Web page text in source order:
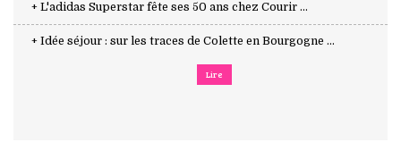
+ L'adidas Superstar fête ses 50 ans chez Courir ...
+ Idée séjour : sur les traces de Colette en Bourgogne ...
Lire